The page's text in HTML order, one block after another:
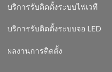
บริการรับติดตั้งระบบไฟเวที
บริการรับติดตั้งระบบจอ LED
ผลงานการติดตั้ง